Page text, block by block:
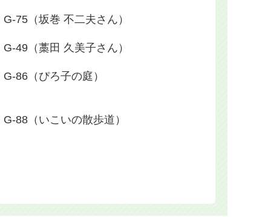
G-75（坂巻 不二夫さん）
G-49（藁田 久美子さん）
G-86（ぴろ子の庭）
G-88（いこいの散歩道）